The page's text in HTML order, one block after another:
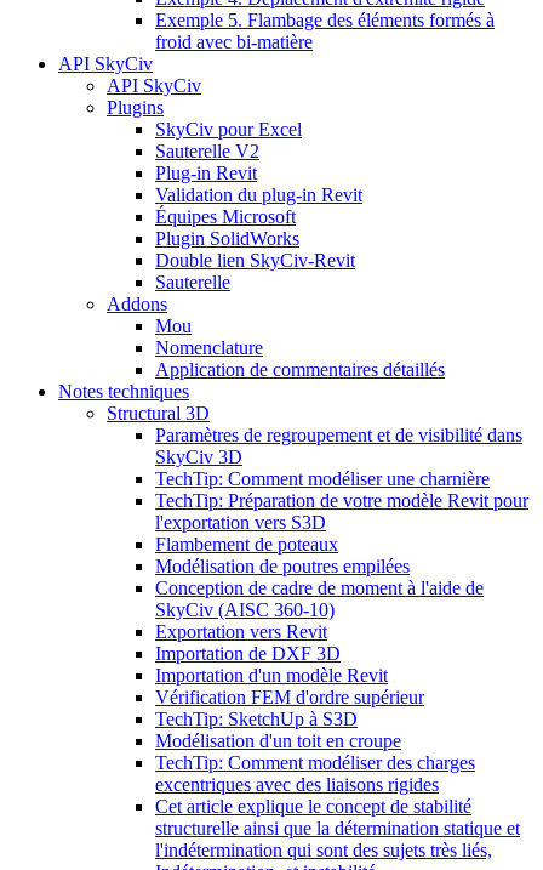
Exemple 5. Flambage des éléments formés à
froid avec bi-matière
API SkyCiv
API SkyCiv
Plugins
SkyCiv pour Excel
Sauterelle V2
Plug-in Revit
Validation du plug-in Revit
Équipes Microsoft
Plugin SolidWorks
Double lien SkyCiv-Revit
Sauterelle
Addons
Mou
Nomenclature
Application de commentaires détaillés
Notes techniques
Structural 3D
Paramètres de regroupement et de visibilité dans
SkyCiv 3D
TechTip: Comment modéliser une charnière
TechTip: Préparation de votre modèle Revit pour
l'exportation vers S3D
Flambement de poteaux
Modélisation de poutres empilées
Conception de cadre de moment à l'aide de
SkyCiv (AISC 360-10)
Exportation vers Revit
Importation de DXF 3D
Importation d'un modèle Revit
Vérification FEM d'ordre supérieur
TechTip: SketchUp à S3D
Modélisation d'un toit en croupe
TechTip: Comment modéliser des charges
excentriques avec des liaisons rigides
Cet article explique le concept de stabilité
structurelle ainsi que la détermination statique et
l'indétermination qui sont des sujets très liés,